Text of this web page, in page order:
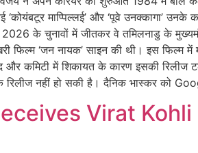
माप्पिल्लई’ और ‘पूवे उनक्कागा’
2026 के चुनावों में जीतकर वे तमिलनाडु के
फिल्म ‘जन नायक’ साइन की थी। इस फिल्म
और कमिटी में शिकायत के कारण इसकी
नहीं हो सकी है। दैनिक भास्कर को
Virat